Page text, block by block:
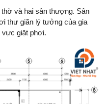
và hai sân thượng. Sân
thư giãn lý tưởng của gia
vực giặt phơi.